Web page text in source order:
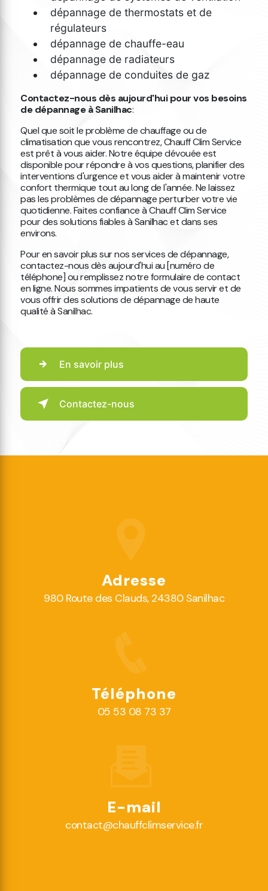
dépannage de thermostats et de
régulateurs
dépannage de chauffe-eau
dépannage de radiateurs
dépannage de conduites de gaz
Contactez-nous dès aujourd'hui pour vos besoins
de dépannage à Sanilhac:
Quel que soit le problème de chauffage ou de
climatisation que vous rencontrez, Chauff Clim Service
est prêt à vous aider. Notre équipe dévouée est
disponible pour répondre à vos questions, planifier des
interventions d'urgence et vous aider à maintenir votre
confort thermique tout au long de l'année. Ne laissez
pas les problèmes de dépannage perturber votre vie
quotidienne. Faites confiance à Chauff Clim Service
pour des solutions fiables à Sanilhac et dans ses
environs.
Pour en savoir plus sur nos services de dépannage,
contactez-nous dès aujourd'hui au [numéro de
téléphone] ou remplissez notre formulaire de contact
en ligne. Nous sommes impatients de vous servir et de
vous offrir des solutions de dépannage de haute
qualité à Sanilhac.
En savoir plus
Contactez-nous
Adresse
980 Route des Clauds, 24380 Sanilhac
Téléphone
05 53 08 73 37
E-mail
contact@chauffclimservice.fr